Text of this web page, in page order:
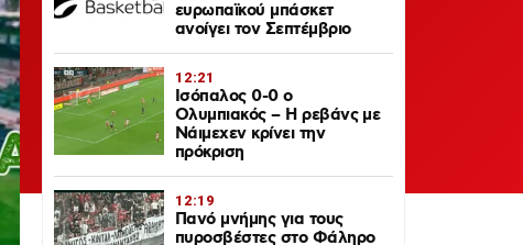
ευρωπαϊκού μπάσκετ
ανοίγει τον Σεπτέμβριο
12:21
Ισόπαλος 0-0 ο
Ολυμπιακός – Η ρεβάνς με
Νάιμεχεν κρίνει την
πρόκριση
12:19
Πανό μνήμης για τους
πυροσβέστες στο Φάληρο